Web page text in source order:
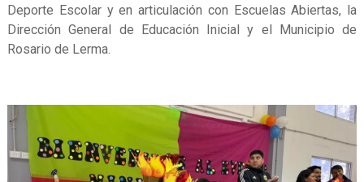
Deporte Escolar y en articulación con Escuelas Abiertas, la
Dirección General de Educación Inicial y el Municipio de
Rosario de Lerma.